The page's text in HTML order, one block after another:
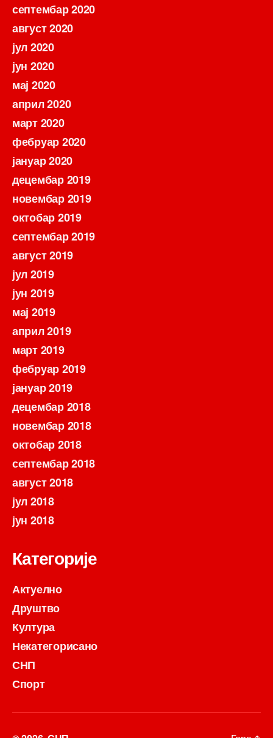
септембар 2020
август 2020
јул 2020
јун 2020
мај 2020
април 2020
март 2020
фебруар 2020
јануар 2020
децембар 2019
новембар 2019
октобар 2019
септембар 2019
август 2019
јул 2019
јун 2019
мај 2019
април 2019
март 2019
фебруар 2019
јануар 2019
децембар 2018
новембар 2018
октобар 2018
септембар 2018
август 2018
јул 2018
јун 2018
Категорије
Актуелно
Друштво
Култура
Некатегорисано
СНП
Спорт